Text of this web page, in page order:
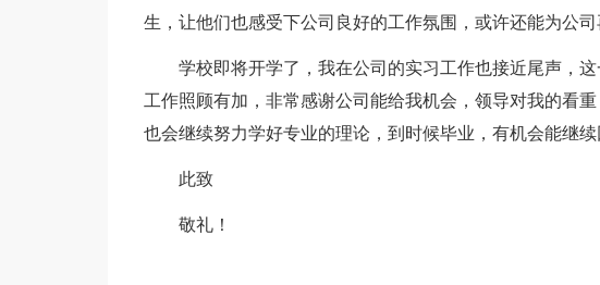
生，让他们也感受下公司良好的工作氛围，或许还能为公司
学校即将开学了，我在公司的实习工作也接近尾声，
工作照顾有加，非常感谢公司能给我机会，领导对我的看
也会继续努力学好专业的理论，到时候毕业，有机会能继续
此致
敬礼！